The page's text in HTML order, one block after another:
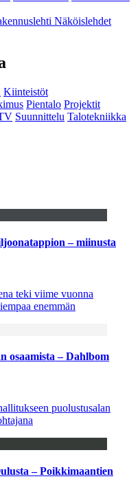
Näköislehdet
Kiinteistöt
Pientalo Projektit
Suunnittelu Talotekniikka
– miinusta
teki viime vuonna
enemmän
osaamista – Dahlbom
puolustusalan
– Poikkimaantien